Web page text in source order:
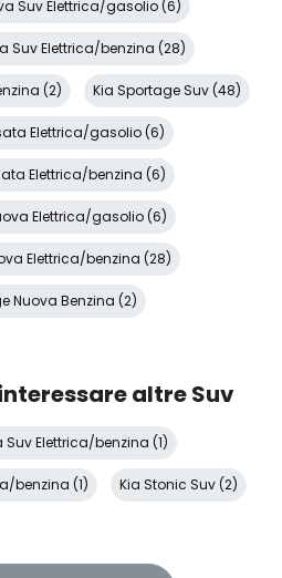
Suv Elettrica/gasolio (6)
Suv Elettrica/benzina (28)
(2) Kia Sportage Suv (48)
Elettrica/gasolio (6)
Elettrica/benzina (6)
Elettrica/gasolio (6)
Elettrica/benzina (28)
Nuova Benzina (2)
altre Suv
Elettrica/benzina (1)
benzina (1) Kia Stonic Suv (2)